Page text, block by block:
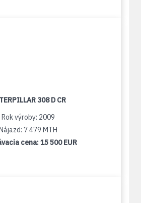
308 D CR
Rok výroby: 2009
7 479 MTH
cena:15 500 EUR